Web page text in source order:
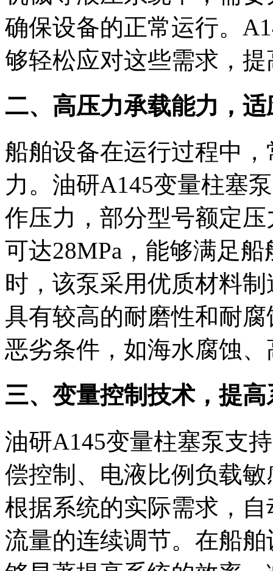
确保设备的正常运行。
够轻松应对这些需求，
二、高压力承载能力，
船舶设备在运行过程中
力。油研A145变量柱塞
作压力，部分型号额定
可达28MPa，能够满足
时，该泵采用优质材料
具有较高的耐磨性和耐
恶劣条件，如海水腐蚀
三、变量控制技术，提
油研A145变量柱塞泵支
偿控制、电液比例负载
根据系统的实际需求，
流量的连续调节。在船